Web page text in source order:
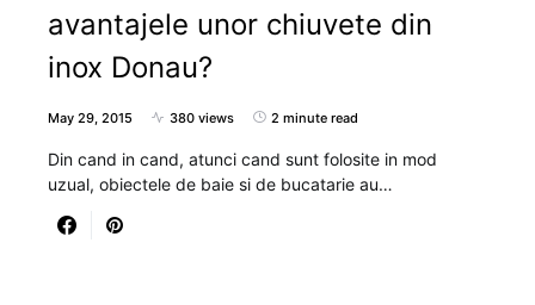
avantajele unor chiuvete din
inox Donau?
May 29, 2015 380 views 2 minute read
Din cand in cand, atunci cand sunt folosite in mod
uzual, obiectele de baie si de bucatarie au…